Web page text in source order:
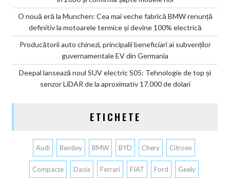
O nouă eră la Munchen: Cea mai veche fabrică BMW renunță
definitiv la motoarele termice și devine 100% electrică
Producătorii auto chinezi, principalii beneficiari ai subvenților
guvernamentale EV din Germania
Deepal lansează noul SUV electric S05: Tehnologie de top și
senzor LiDAR de la aproximativ 17.000 de dolari
ETICHETE
Audi Bentley BMW BYD Chery Citroen
Compacte Dacia Ferrari FIAT Ford Geely